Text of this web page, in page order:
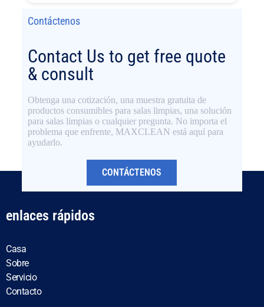
Contáctenos
Contact Us to get free quote
& consult
Obtenga una cotización, una muestra gratuita de
productos consumibles para salas limpias, una solución
para salas limpias o cualquier pregunta. No importa el
problema que enfrente, MAXCLEAN está aquí para
ayudarlo.
CONTÁCTENOS
enlaces rápidos
Casa
Sobre
Servicio
Contacto